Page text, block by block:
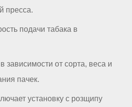
пресса.
подачи табака в
зависимости от сорта, веса и
пачек.
установку с розщипу